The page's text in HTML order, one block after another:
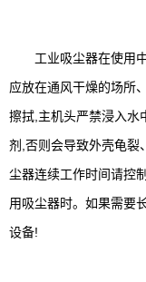
工业吸尘器在使用中
应放在通风干燥的场所
擦拭,主机头严禁浸入水
剂,否则会导致外壳龟裂
尘器连续工作时间请控
用吸尘器时。如果需要
设备!